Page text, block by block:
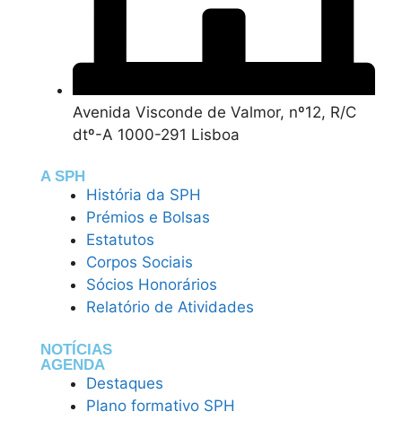
Avenida Visconde de Valmor, nº12, R/C
dtº-A 1000-291 Lisboa
A SPH
História da SPH
Prémios e Bolsas
Estatutos
Corpos Sociais
Sócios Honorários
Relatório de Atividades
NOTÍCIAS
AGENDA
Destaques
Plano formativo SPH